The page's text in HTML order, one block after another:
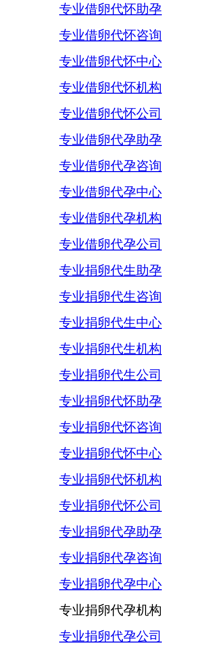
专业借卵代怀助孕
专业借卵代怀咨询
专业借卵代怀中心
专业借卵代怀机构
专业借卵代怀公司
专业借卵代孕助孕
专业借卵代孕咨询
专业借卵代孕中心
专业借卵代孕机构
专业借卵代孕公司
专业捐卵代生助孕
专业捐卵代生咨询
专业捐卵代生中心
专业捐卵代生机构
专业捐卵代生公司
专业捐卵代怀助孕
专业捐卵代怀咨询
专业捐卵代怀中心
专业捐卵代怀机构
专业捐卵代怀公司
专业捐卵代孕助孕
专业捐卵代孕咨询
专业捐卵代孕中心
专业捐卵代孕机构
专业捐卵代孕公司